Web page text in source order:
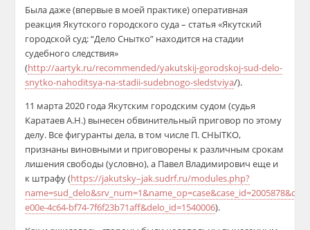
Была даже (впервые в моей практике) оперативная
реакция Якутского городского суда – статья «Якутский
городской суд: “Дело Снытко” находится на стадии
судебного следствия»
(http://aartyk.ru/recommended/yakutskij-gorodskoj-sud-delo-
snytko-nahoditsya-na-stadii-sudebnogo-sledstviya/).
11 марта 2020 года Якутским городским судом (судья
Каратаев А.Н.) вынесен обвинительный приговор по этому
делу. Все фигуранты дела, в том числе П. СНЫТКО,
признаны виновными и приговорены к различным срокам
лишения свободы (условно), а Павел Владимирович еще и
к штрафу (https://jakutsky–jak.sudrf.ru/modules.php?
e00e-4c64-bf74-7f6f23b71aff&delo_id=1540006).